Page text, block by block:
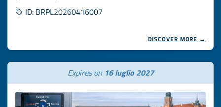
ID: BRPL20260416007
DISCOVER MORE →
Expires on 16 luglio 2027